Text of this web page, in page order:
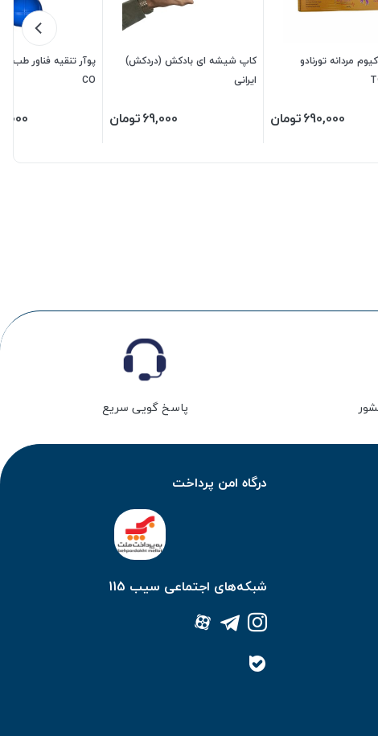
مردانه تورنادو
690,000تومان
کاپ شیشه ای بادکش (دردکش)
ایرانی
69,000تومان
CO
پاسخ گویی سریع
درگاه امن پرداخت
شبکه‌های اجتماعی سیب 115